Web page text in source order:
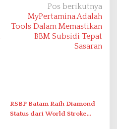
Pos berikutnya
MyPertamina Adalah
Tools Dalam Memastikan
BBM Subsidi Tepat
Sasaran
RSBP Batam Raih Diamond
Status dari World Stroke